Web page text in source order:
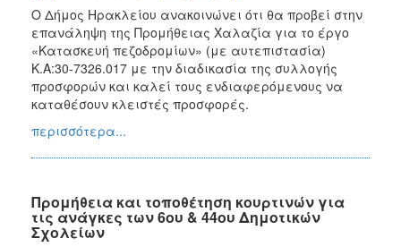
Ο Δήμος Ηρακλείου ανακοινώνει ότι θα προβεί στην
επανάληψη της Προμήθειας Χαλαζία για το έργο
«Κατασκευή πεζοδρομίων» (με αυτεπιστασία)
Κ.Α:30-7326.017 με την διαδικασία της συλλογής
προσφορών και καλεί τους ενδιαφερόμενους να
καταθέσουν κλειστές προσφορές.
περισσότερα...
Προμήθεια και τοποθέτηση κουρτινών για
τις ανάγκες των 6ου & 44ου Δημοτικών
Σχολείων